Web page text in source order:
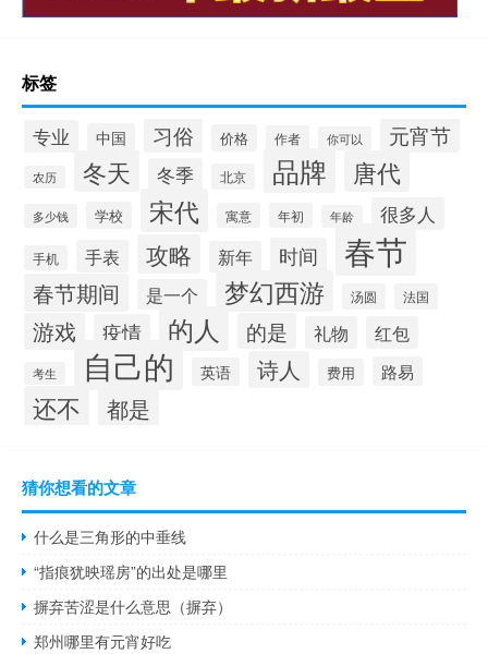
标签
专业 中国 习俗 价格 作者 你可以 元宵节
农历 冬天 冬季 北京 品牌 唐代
多少钱 学校 宋代 寓意 年初 年龄 很多人
手机 手表 攻略 新年 时间 春节
春节期间 是一个 梦幻西游 汤圆 法国
游戏 疫情 的人 的是 礼物 红包
考生 自己的 英语 诗人 费用 路易
还不 都是
猜你想看的文章
什么是三角形的中垂线
“指痕犹映瑶房”的出处是哪里
摒弃苦涩是什么意思（摒弃）
郑州哪里有元宵好吃